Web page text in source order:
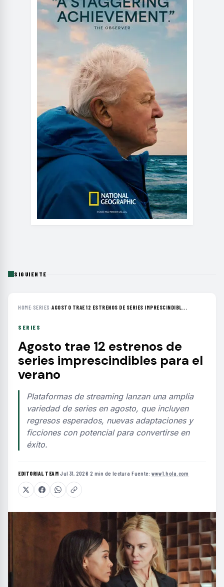
SIGUIENTE
HOME› SERIES ›AGOSTO TRAE 12 ESTRENOS DE SERIES IMPRESCINDIBL...
SERIES
Agosto trae 12 estrenos de
series imprescindibles para el
verano
Plataformas de streaming lanzan una amplia
variedad de series en agosto, que incluyen
regresos esperados, nuevas adaptaciones y
ficciones con potencial para convertirse en
éxito.
EDITORIAL TEAM·Jul 31, 2026·2 min de lectura·Fuente: www1.hola.com